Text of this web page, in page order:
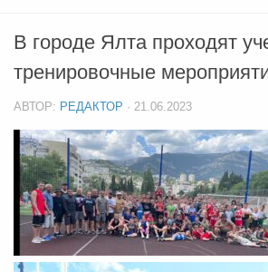
В городе Ялта проходят
тренировочные
АВТОР: РЕДАКТОР · 21.06.2023